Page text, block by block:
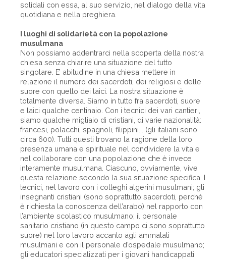
solidali con essa, al suo servizio, nel dialogo della vita
quotidiana e nella preghiera.
I luoghi di solidarietà con la popolazione
musulmana
Non possiamo addentrarci nella scoperta della nostra
chiesa senza chiarire una situazione del tutto
singolare. E’ abitudine in una chiesa mettere in
relazione il numero dei sacerdoti, dei religiosi e delle
suore con quello dei laici. La nostra situazione è
totalmente diversa. Siamo in tutto fra sacerdoti, suore
e laici qualche centinaio. Con i tecnici dei vari cantieri,
siamo qualche migliaio di cristiani, di varie nazionalità:
francesi, polacchi, spagnoli, filippini... (gli italiani sono
circa 600). Tutti questi trovano la ragione della loro
presenza umana e spirituale nel condividere la vita e
nel collaborare con una popolazione che è invece
interamente musulmana. Ciascuno, ovviamente, vive
questa relazione secondo la sua situazione specifica. I
tecnici, nel lavoro con i colleghi algerini musulmani; gli
insegnanti cristiani (sono soprattutto sacerdoti, perché
è richiesta la conoscenza dell’arabo) nel rapporto con
l’ambiente scolastico musulmano; il personale
sanitario cristiano (in questo campo ci sono soprattutto
suore) nel loro lavoro accanto agli ammalati
musulmani e con il personale d’ospedale musulmano;
gli educatori specializzati per i giovani handicappati